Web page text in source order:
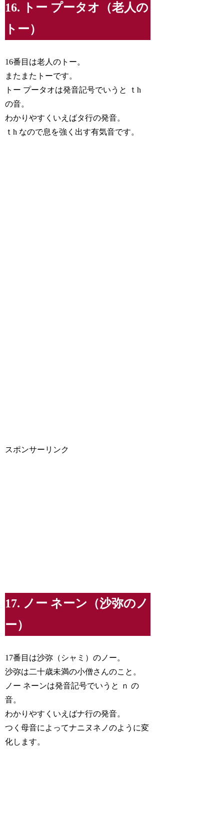
16. トー プータオ（老人の
トー）
16番目は老人のトー。
またまたトーです。
トー プータオは発音記号でいうと ｔh
の音。
わかりやすくいえばタ行の発音。
ｔh なので息を強く出す有気音です。
スポンサーリンク
17. ノー ネーン（沙弥のノ
ー）
17番目は沙弥（シャミ）のノー。
沙弥は二十歳未満の小僧さんのこと。
ノー ネーンは発音記号でいうと ｎ の
音。
わかりやすくいえばナ行の発音。
つく母音によってナニヌネノのように変
化します。